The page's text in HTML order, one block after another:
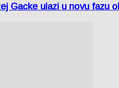
Gacke ulazi u novu fazu